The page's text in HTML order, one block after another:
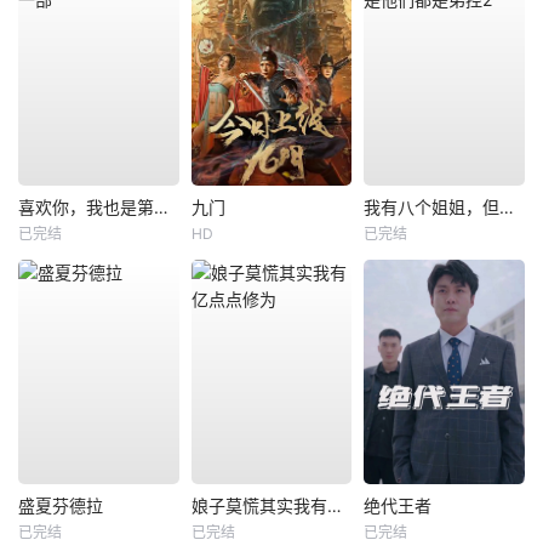
喜欢你，我也是第一部
已完结
九门
HD
我有八个姐姐，但是他们都是弟控2
已完结
盛夏芬德拉
已完结
娘子莫慌其实我有亿点点修为
已完结
绝代王者
已完结